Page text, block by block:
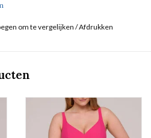
om te vergelijken /Afdrukken